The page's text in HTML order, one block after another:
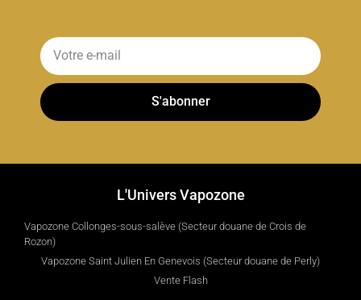
S'abonner
L'Univers Vapozone
Vapozone Collonges-sous-salève (Secteur douane de Crois de
Rozon)
Vapozone Saint Julien En Genevois (Secteur douane de Perly)
Vente Flash